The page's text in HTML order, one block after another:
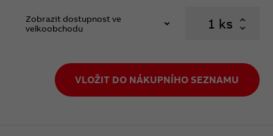
Zobrazit dostupnost ve
velkoobchodu
ks
VLOŽIT DO NÁKUPNÍHO SEZNAMU